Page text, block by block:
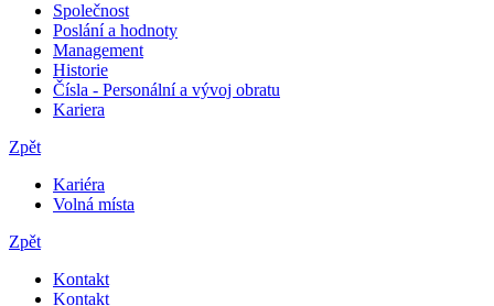
Společnost
Poslání a hodnoty
Management
Historie
Čísla - Personální a vývoj obratu
Kariera
Zpět
Kariéra
Volná místa
Zpět
Kontakt
Kontakt